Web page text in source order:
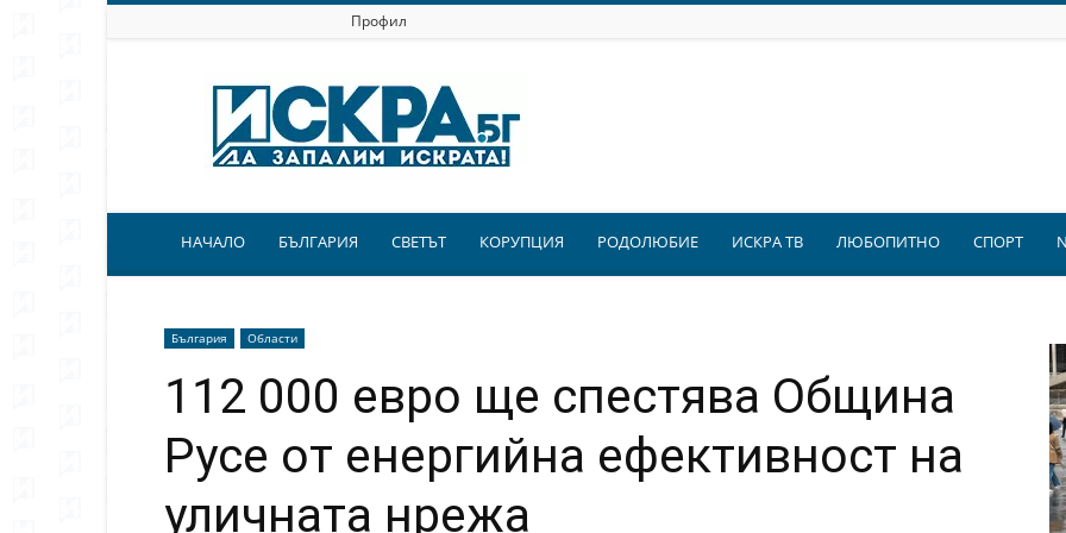
Профил
Искра.бг
НАЧАЛО БЪЛГАРИЯ СВЕТЪТ КОРУПЦИЯ РОДОЛЮБИЕ ИСКРА ТВ ЛЮБОПИТНО СПОРТ
България Области
112 000 евро ще спестява Община
Русе от енергийна ефективност на
уличната нрежа